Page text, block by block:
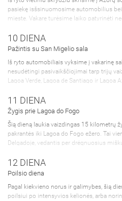
pasiekę isšsinuomosime automobilius
mieste. Vakare turėsime laiko patyrinėti
viešbutyje.
10 DIENA
Pažintis su San Migelio sala
Iš ryto automobiliais vyksime į vakarinę
nesudėtingi pasivaikščiojimai tarp trijų
Lagoa Verde, Lagoa de Santiago ir Lagoa
apartamentuose netoli vandenyno.
11 DIENA
Žygis prie Lagoa do Fogo
Šią dieną laukia vaizdingas 15 kilometrų
pakrantės iki Lagoa do Fogo ežero. Tai
Delgadoje, vedantis per drėgnuosius
versmėse. Nakvynė viešbutyje/
12 DIENA
Poilsio diena
Pagal kiekvieno norus ir galimybes, šią
poilsiui po intensyvios kelionės, arba